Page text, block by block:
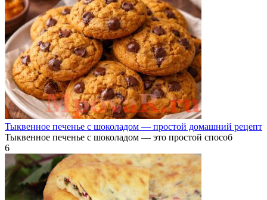
Тыквенное печенье с шоколадом — простой домашний рецепт
Тыквенное печенье с шоколадом — это простой способ
6